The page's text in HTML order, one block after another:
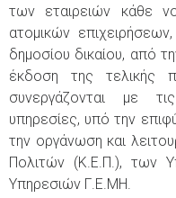
των εταιρειών κάθε
ατομικών
δημοσίου δικαίου, από
έκδοση της τελικής
συνεργάζονται με
υπηρεσίες, υπό την
την οργάνωση και
Πολιτών (Κ.Ε.Π.), των
Υπηρεσιών Γ.Ε.ΜΗ.